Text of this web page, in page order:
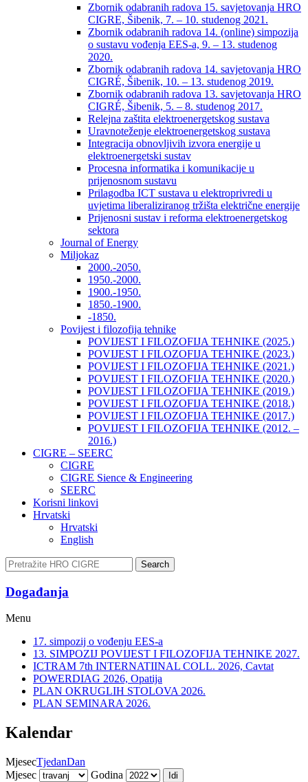
Zbornik odabranih radova 15. savjetovanja HRO
CIGRE, Šibenik, 7. – 10. studenog 2021.
Zbornik odabranih radova 14. (online) simpozija
o sustavu vođenja EES-a, 9. – 13. studenog
2020.
Zbornik odabranih radova 14. savjetovanja HRO
CIGRÉ, Šibenik, 10. – 13. studenog 2019.
Zbornik odabranih radova 13. savjetovanja HRO
CIGRÉ, Šibenik, 5. – 8. studenog 2017.
Relejna zaštita elektroenergetskog sustava
Uravnoteženje elektroenergetskog sustava
Integracija obnovljivih izvora energije u
elektroenergetski sustav
Procesna informatika i komunikacije u
prijenosnom sustavu
Prilagodba ICT sustava u elektroprivredi u
uvjetima liberaliziranog tržišta električne energije
Prijenosni sustav i reforma elektroenergetskog
sektora
Journal of Energy
Miljokaz
2000.-2050.
1950.-2000.
1900.-1950.
1850.-1900.
-1850.
Povijest i filozofija tehnike
POVIJEST I FILOZOFIJA TEHNIKE (2025.)
POVIJEST I FILOZOFIJA TEHNIKE (2023.)
POVIJEST I FILOZOFIJA TEHNIKE (2021.)
POVIJEST I FILOZOFIJA TEHNIKE (2020.)
POVIJEST I FILOZOFIJA TEHNIKE (2019.)
POVIJEST I FILOZOFIJA TEHNIKE (2018.)
POVIJEST I FILOZOFIJA TEHNIKE (2017.)
POVIJEST I FILOZOFIJA TEHNIKE (2012. –
2016.)
CIGRE – SEERC
CIGRE
CIGRE Sience & Engineering
SEERC
Korisni linkovi
Hrvatski
Hrvatski
English
Search
Događanja​
Menu
17. simpozij o vođenju EES-a
13. SIMPOZIJ POVIJEST I FILOZOFIJA TEHNIKE 2027.
ICTRAM 7th INTERNATIINAL COLL. 2026, Cavtat
POWERDIAG 2026, Opatija
PLAN OKRUGLIH STOLOVA 2026.
PLAN SEMINARA 2026.
Kalendar
MjesecTjedanDan
Mjesec
Godina